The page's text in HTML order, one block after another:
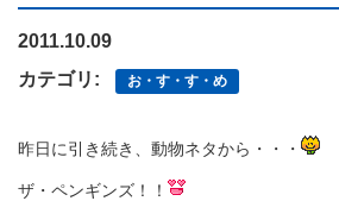
2011.10.09
カテゴリ:
お・す・す・め
昨日に引き続き、動物ネタから・・・
ザ・ペンギンズ！！